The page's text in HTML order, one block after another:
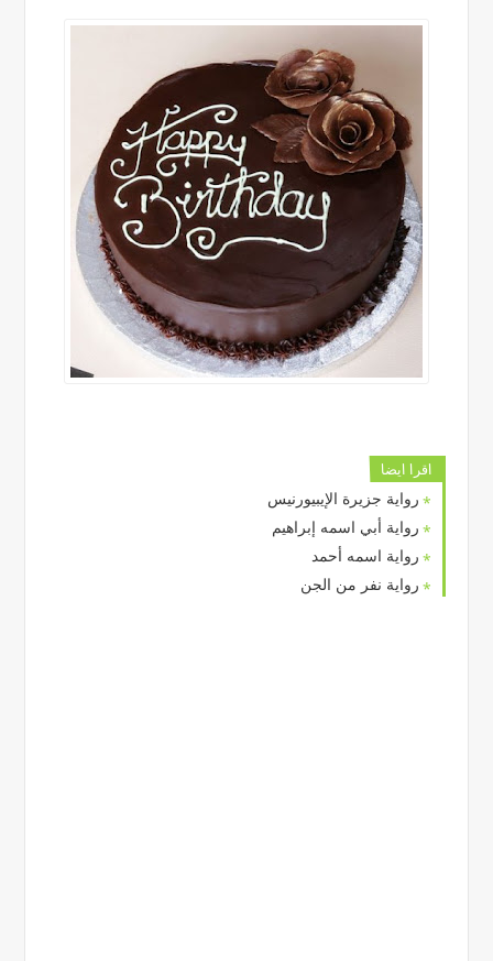
اقرا ايضا
رواية جزيرة الإيبيورنيس
رواية أبي اسمه إبراهيم
رواية اسمه أحمد
رواية نفر من الجن